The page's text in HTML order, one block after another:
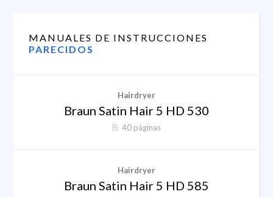
MANUALES DE INSTRUCCIONES
PARECIDOS
Hairdryer
Braun Satin Hair 5 HD 530
40 páginas
Hairdryer
Braun Satin Hair 5 HD 585